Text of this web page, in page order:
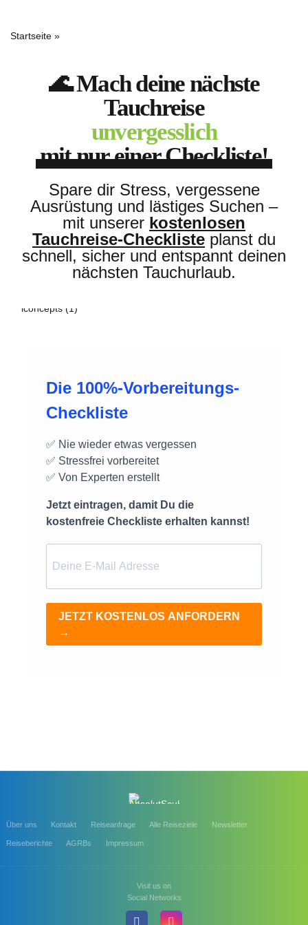
Startseite »
🌊 Mach deine nächste
Tauchreise
unvergesslich
mit nur einer Checkliste!
Spare dir Stress, vergessene
Ausrüstung und lästiges Suchen –
mit unserer kostenlosen
Tauchreise-Checkliste planst du
schnell, sicher und entspannt deinen
nächsten Tauchurlaub.
Die 100%-Vorbereitungs-
Checkliste
✅ Nie wieder etwas vergessen
✅ Stressfrei vorbereitet
✅ Von Experten erstellt
Jetzt eintragen, damit Du die
kostenfreie Checkliste erhalten kannst!
JETZT KOSTENLOS ANFORDERN
→
Über uns Kontakt Reiseanfrage Alle Reiseziele Newsletter
Reiseberichte AGRBs Impressum
Visit us on
Social Networks